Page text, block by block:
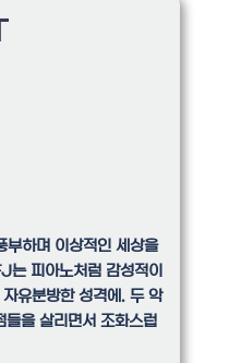
부하며 이상적인 세상을
피아노처럼 감성적이
유분방한 성격에. 두 악
들을 살리면서 조화스럽